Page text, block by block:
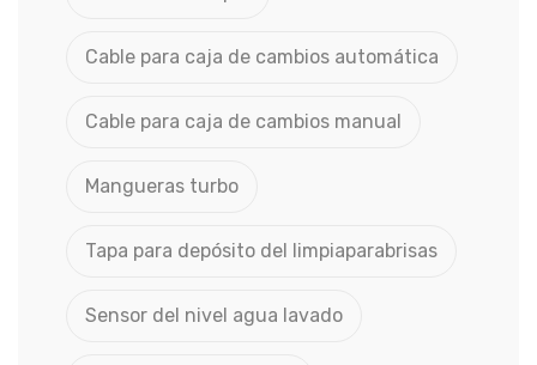
Cable para caja de cambios automática
Cable para caja de cambios manual
Mangueras turbo
Tapa para depósito del limpiaparabrisas
Sensor del nivel agua lavado